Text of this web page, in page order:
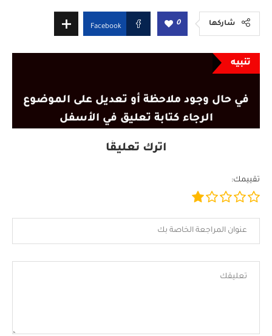
شاركها 0
Facebook
تنبيه
في حال وجود ملاحظة أو تعديل على الموضوع
الرجاء كتابة تعليق في الأسفل
اترك تعليقًا
تقييمك: